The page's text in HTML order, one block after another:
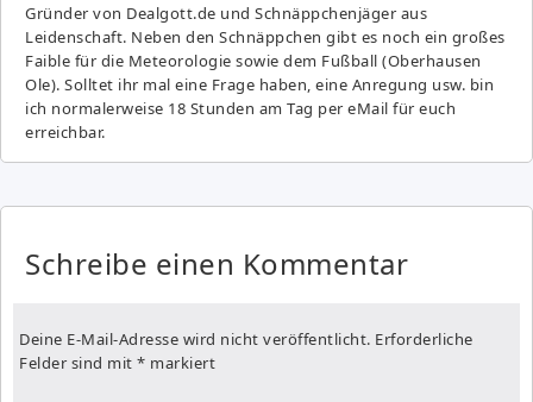
Gründer von Dealgott.de und Schnäppchenjäger aus
Leidenschaft. Neben den Schnäppchen gibt es noch ein großes
Fai­ble für die Meteorologie sowie dem Fußball (Oberhausen
Ole). Solltet ihr mal eine Frage haben, eine Anregung usw. bin
ich normalerweise 18 Stunden am Tag per eMail für euch
erreichbar.
Schreibe einen Kommentar
Deine E-Mail-Adresse wird nicht veröffentlicht. Erforderliche
Felder sind mit * markiert